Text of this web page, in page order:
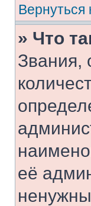
Вернуться
» Что
Звания,
её